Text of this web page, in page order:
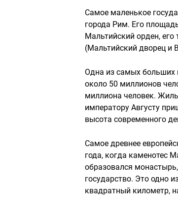
Самое маленькое
города Рим. Его
Мальтийский орден, его
(Мальтийский дворец и
Одна из самых больших
около 50 миллионов
миллиона человек.
императору Августу
высота современного
Самое древнее
года, когда каменотес
образовался
государство. Это одно
квадратный километр,